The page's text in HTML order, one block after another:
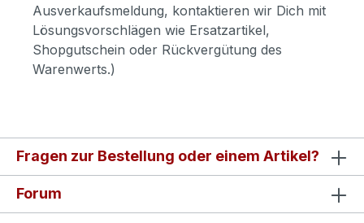
Ausverkaufsmeldung, kontaktieren wir Dich mit
Lösungsvorschlägen wie Ersatzartikel,
Shopgutschein oder Rückvergütung des
Warenwerts.)
Fragen zur Bestellung oder einem Artikel?
Forum